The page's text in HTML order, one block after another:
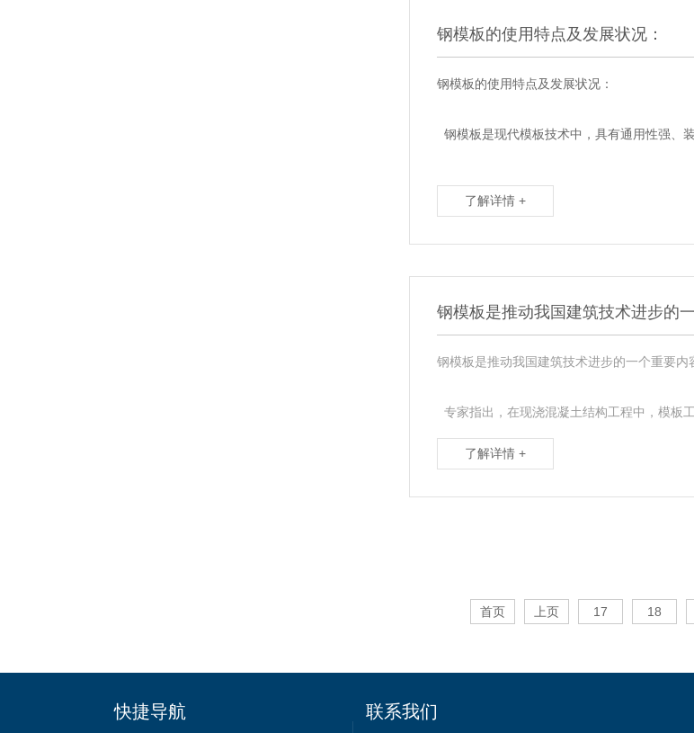
钢模板的使用特点及发展状况：
钢模板的使用特点及发展状况：
钢模板是现代模板技术中，具有通用性强、
了解详情 +
钢模板是推动我国建筑技术进步的
钢模板是推动我国建筑技术进步的一个重要内
专家指出，在现浇混凝土结构工程中，模板
了解详情 +
首页 上页 17 18
快捷导航 联系我们